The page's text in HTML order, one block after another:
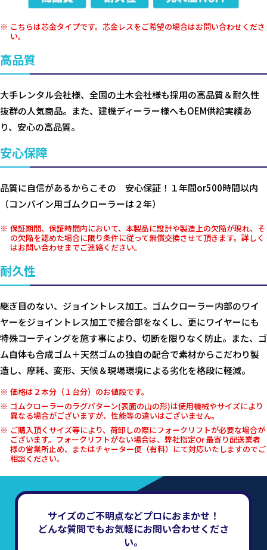
こちらは芯金タイプです。芯金レスをご希望の場合はお問い合わせくださ
い。
高品質
大手レンタル会社様、全国の土木会社様も採用の高品質＆耐久性
抜群の人気商品。また、建機ディーラー様へもOEM供給実績あ
り、安心の高品質。
安心保障
品質に自信があるからこその 安心保証！１年間or500時間以内
（コンバイン用ゴムクローラーは２年）
保証期間、保証時間内において、本製品に設計や製造上の欠陥が現れ、そ
の欠陥を認めた場合に限り条件に従って無償交換させて頂きます。詳しく
はお問い合わせまでご連絡ください。
耐久性
継ぎ目のない、ジョイントレス加工。ゴムクローラー内部のワイ
ヤーをジョイントレス加工で接合部をなくし、更にワイヤーにも
特殊コーティングを施す事により、切断を限りなく防止。また、ゴ
ム自体も合成ゴム＋天然ゴムの独自の配合で素材からこだわり製
造し、摩耗、変形、天候＆現場環境による劣化を格段に軽減。
価格は２本分（１台分）のお値段です。
ゴムクローラーのラグパターン(表面の山の形)は使用機械やサイズにより
異なる場合がございますが、性能等の違いはございません。
ご購入頂くサイズ等により、荷卸しの際にフォークリフトが必要な場合が
ございます。フォークリフトがない場合は、弊社指定Or 最寄り配送業者
様の営業所止め、またはチャーター便（有料）にて対応いたしますのでご
相談ください。
サイズのご不明点などプロにおまかせ！
どんな質問でもお気軽にお問い合わせくださ
い。